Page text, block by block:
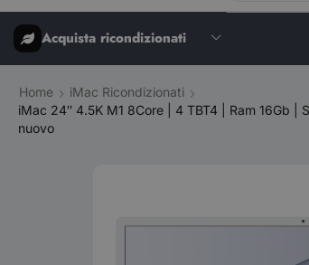
Acquista ricondizionati
Home
iMac Ricondizionati
iMac 24″ 4.5K M1 8Core | 4 TBT4 | Ram 16Gb |
nuovo